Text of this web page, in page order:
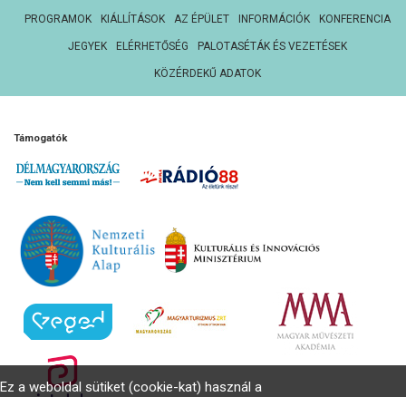
PROGRAMOK KIÁLLÍTÁSOK AZ ÉPÜLET INFORMÁCIÓK KONFERENCIA
JEGYEK ELÉRHETŐSÉG PALOTASÉTÁK ÉS VEZETÉSEK
KÖZÉRDEKŰ ADATOK
Támogatók
Ez a weboldal sütiket (cookie-kat) használ a